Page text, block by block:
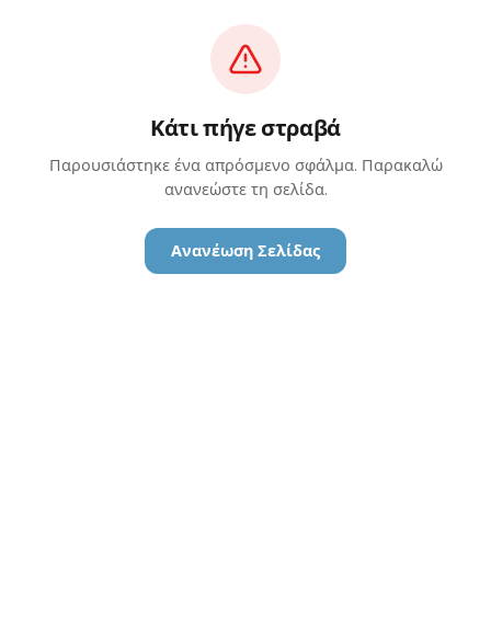
Κάτι πήγε στραβά
Παρουσιάστηκε ένα απρόσμενο σφάλμα. Παρακαλώ
ανανεώστε τη σελίδα.
Ανανέωση Σελίδας